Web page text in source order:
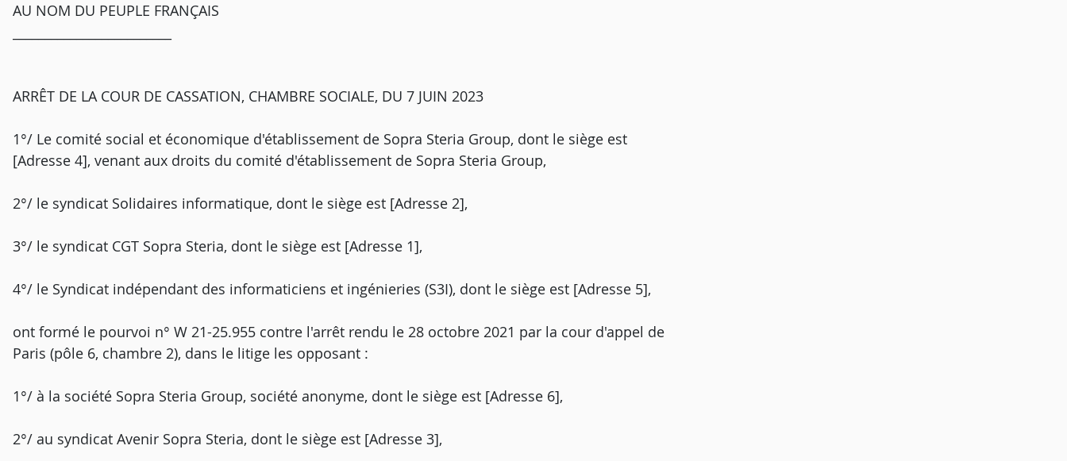
AU NOM DU PEUPLE FRANÇAIS
ARRÊT DE LA COUR DE CASSATION, CHAMBRE SOCIALE, DU 7 JUIN 2023
1°/ Le comité social et économique d'établissement de Sopra Steria Group, dont le siège est
[Adresse 4], venant aux droits du comité d'établissement de Sopra Steria Group,
2°/ le syndicat Solidaires informatique, dont le siège est [Adresse 2],
3°/ le syndicat CGT Sopra Steria, dont le siège est [Adresse 1],
4°/ le Syndicat indépendant des informaticiens et ingénieries (S3I), dont le siège est [Adresse 5],
ont formé le pourvoi n° W 21-25.955 contre l'arrêt rendu le 28 octobre 2021 par la cour d'appel de
Paris (pôle 6, chambre 2), dans le litige les opposant :
1°/ à la société Sopra Steria Group, société anonyme, dont le siège est [Adresse 6],
2°/ au syndicat Avenir Sopra Steria, dont le siège est [Adresse 3],